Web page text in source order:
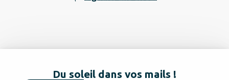
Du soleil dans vos mails !